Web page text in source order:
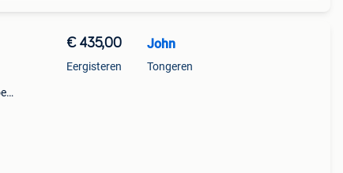
€ 435,00
Eergisteren
John
Tongeren